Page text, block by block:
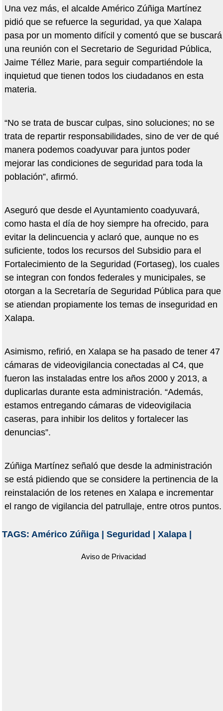
Una vez más, el alcalde Américo Zúñiga Martínez
pidió que se refuerce la seguridad, ya que Xalapa
pasa por un momento difícil y comentó que se buscará
una reunión con el Secretario de Seguridad Pública,
Jaime Téllez Marie, para seguir compartiéndole la
inquietud que tienen todos los ciudadanos en esta
materia.
“No se trata de buscar culpas, sino soluciones; no se
trata de repartir responsabilidades, sino de ver de qué
manera podemos coadyuvar para juntos poder
mejorar las condiciones de seguridad para toda la
población”, afirmó.
Aseguró que desde el Ayuntamiento coadyuvará,
como hasta el día de hoy siempre ha ofrecido, para
evitar la delincuencia y aclaró que, aunque no es
suficiente, todos los recursos del Subsidio para el
Fortalecimiento de la Seguridad (Fortaseg), los cuales
se integran con fondos federales y municipales, se
otorgan a la Secretaría de Seguridad Pública para que
se atiendan propiamente los temas de inseguridad en
Xalapa.
Asimismo, refirió, en Xalapa se ha pasado de tener 47
cámaras de videovigilancia conectadas al C4, que
fueron las instaladas entre los años 2000 y 2013, a
duplicarlas durante esta administración. “Además,
estamos entregando cámaras de videovigilacia
caseras, para inhibir los delitos y fortalecer las
denuncias”.
Zúñiga Martínez señaló que desde la administración
se está pidiendo que se considere la pertinencia de la
reinstalación de los retenes en Xalapa e incrementar
el rango de vigilancia del patrullaje, entre otros puntos.
TAGS: Américo Zúñiga| Seguridad Xalapa|
Aviso de Privacidad